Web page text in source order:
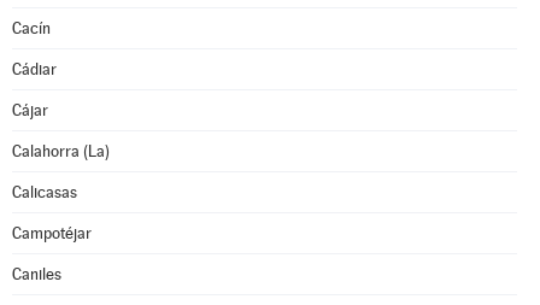
Cacín
Cádiar
Cájar
Calahorra (La)
Calicasas
Campotéjar
Caniles